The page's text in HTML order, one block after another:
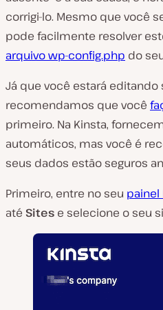
corrigi-lo. Mesmo que você
pode facilmente resolver
arquivo wp-config.php do
Já que você estará editando
recomendamos que você
primeiro. Na Kinsta,
automáticos, mas você é
seus dados estão seguros
Primeiro, entre no seu painel
até Sites e selecione o seu